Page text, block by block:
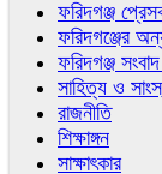
ফরিদগঞ্জ
ফরিদগঞ্জের
ফরিদগঞ্জ সংবাদ
সাহিত্য ও
রাজনীতি
শিক্ষাঙ্গন
সাক্ষাৎকার